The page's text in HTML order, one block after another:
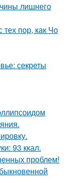
лишнего
пор, как Чо
секреты
93 ккал.
проблем!